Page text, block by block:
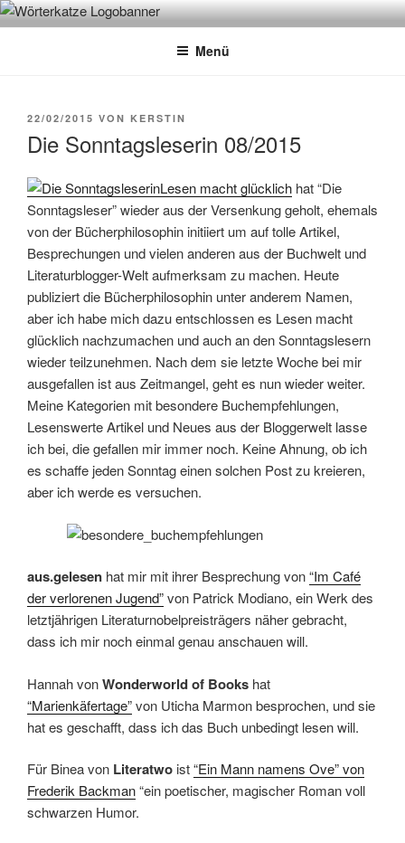
Zum
InhaltWÖRTERKATZE
Von Büchern erzählen
Menü
VERÖFFENTLICHT
22/02/2015 VON KERSTIN
Die Sonntagsleserin 08/2015
Lesen macht glücklich hat “Die
Sonntagsleser” wieder aus der Versenkung geholt, ehemals
von der Bücherphilosophin initiiert um auf tolle Artikel,
Besprechungen und vielen anderen aus der Buchwelt und
Literaturblogger-Welt aufmerksam zu machen. Heute
publiziert die Bücherphilosophin unter anderem Namen,
aber ich habe mich dazu entschlossen es Lesen macht
glücklich nachzumachen und auch an den Sonntagslesern
wieder teilzunehmen. Nach dem sie letzte Woche bei mir
ausgefallen ist aus Zeitmangel, geht es nun wieder weiter.
Meine Kategorien mit besondere Buchempfehlungen,
Lesenswerte Artikel und Neues aus der Bloggerwelt lasse
ich bei, die gefallen mir immer noch. Keine Ahnung, ob ich
es schaffe jeden Sonntag einen solchen Post zu kreieren,
aber ich werde es versuchen.
aus.gelesen hat mir mit ihrer Besprechung von“Im Café
der verlorenen Jugend”von Patrick Modiano, ein Werk des
letztjährigen Literaturnobelpreisträgers näher gebracht,
dass ich mir noch einmal genau anschauen will.
Hannah vonWonderworld of Books hat
“Marienkäfertage”von Uticha Marmon besprochen, und sie
hat es geschafft, dass ich das Buch unbedingt lesen will.
Für Binea von Literatwo ist“Ein Mann namens Ove” von
Frederik Backman“ein poetischer, magischer Roman voll
schwarzen Humor.